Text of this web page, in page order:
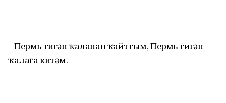
– Пермь тигән ҡаланан ҡайттым, Пермь тигән
ҡалаға китәм.